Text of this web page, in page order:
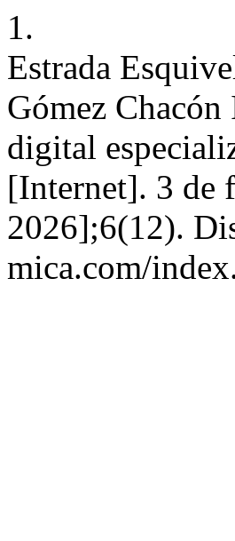
1.
Estrada
Gómez
digital
[Internet]. 3 de
2026];6(12).
mica.com/